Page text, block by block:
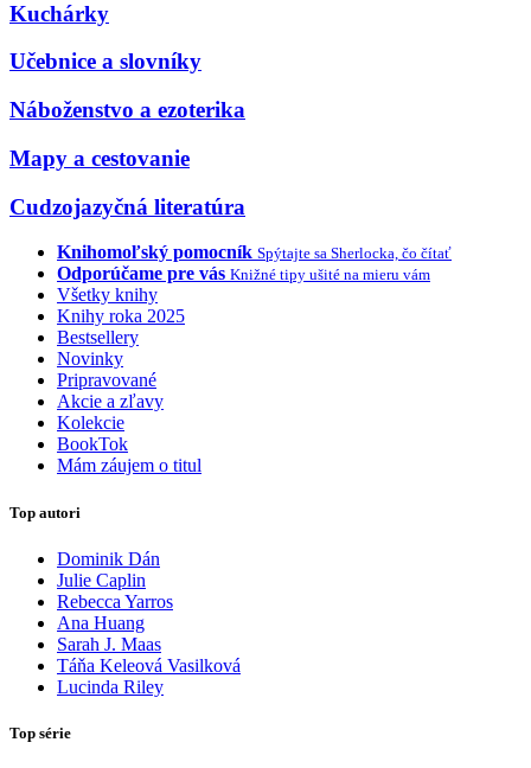
Kuchárky
Učebnice a slovníky
Náboženstvo a ezoterika
Mapy a cestovanie
Cudzojazyčná literatúra
Knihomoľský pomocník Spýtajte sa Sherlocka, čo čítať
Odporúčame pre vás Knižné tipy ušité na mieru vám
Všetky knihy
Knihy roka 2025
Bestsellery
Novinky
Pripravované
Akcie a zľavy
Kolekcie
BookTok
Mám záujem o titul
Top autori
Dominik Dán
Julie Caplin
Rebecca Yarros
Ana Huang
Sarah J. Maas
Táňa Keleová Vasilková
Lucinda Riley
Top série